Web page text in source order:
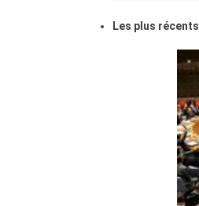
Les plus récents